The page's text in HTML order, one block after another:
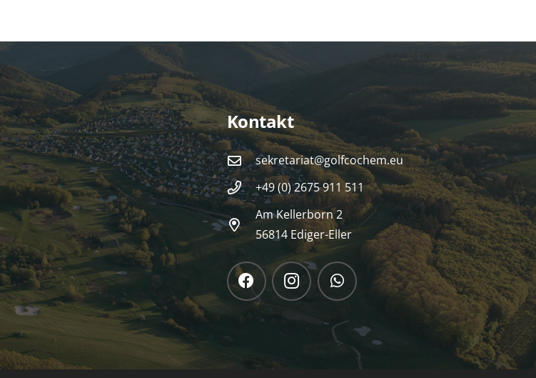
Kontakt
sekretariat@golfcochem.eu
+49 (0) 2675 911 511
Am Kellerborn 2
56814 Ediger-Eller